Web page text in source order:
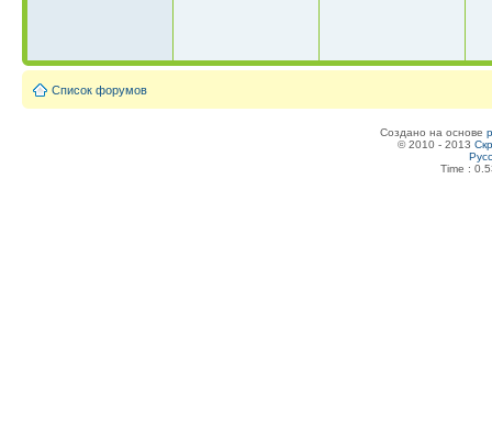
Список форумов
Создано на основе
© 2010 - 2013
Time :